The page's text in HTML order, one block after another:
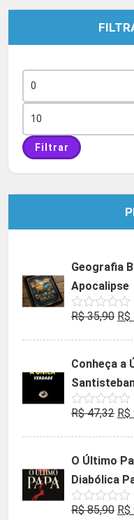
mínimo
máximo
Filtrar
Geografia
Apocalipse
Avaliação
de
R$35,90 O
era:
R$
R$
Conheça a
Avaliação
de
R$47,32 O
era:
R$
R$
O Último
Diabólica
Avaliação
R$85,90 O
R$